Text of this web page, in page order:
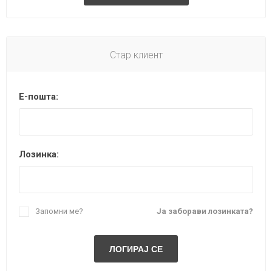
Стар клиент
Е-пошта:
Лозинка:
Ја заборави лозинката?
Запомни ме?